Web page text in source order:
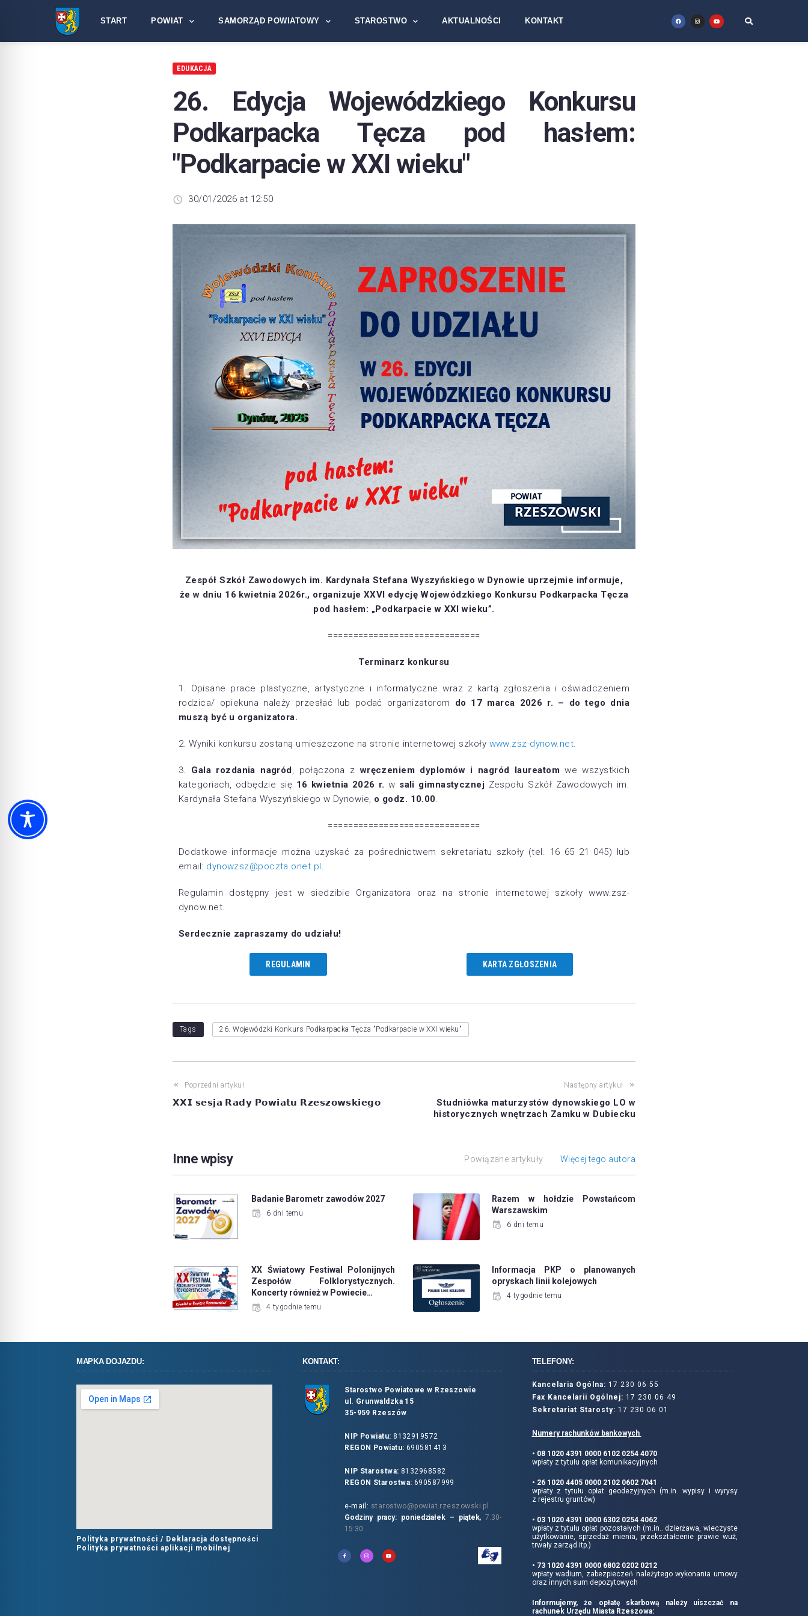
START POWIAT SAMORZĄD POWIATOWY STAROSTWO AKTUALNOŚCI KONTAKT
EDUKACJA
26. Edycja Wojewódzkiego Konkursu
Podkarpacka Tęcza pod hasłem:
"Podkarpacie w XXI wieku"
30/01/2026 at 12:50
Zespół Szkół Zawodowych im. Kardynała Stefana Wyszyńskiego w Dynowie uprzejmie informuje,
że w dniu 16 kwietnia 2026r., organizuje XXVI edycję Wojewódzkiego Konkursu Podkarpacka Tęcza
pod hasłem: „Podkarpacie w XXI wieku”.
==============================
Terminarz konkursu
1. Opisane prace plastyczne, artystyczne i informatyczne wraz z kartą zgłoszenia i oświadczeniem
rodzica/ opiekuna należy przesłać lub podać organizatorom do 17 marca 2026 r. – do tego dnia
muszą być u organizatora.
2. Wyniki konkursu zostaną umieszczone na stronie internetowej szkoły www.zsz-dynow.net.
3. Gala rozdania nagród, połączona zwręczeniem dyplomów i nagród laureatom we wszystkich
kategoriach, odbędzie się 16 kwietnia 2026 r. w sali gimnastycznej Zespołu Szkół Zawodowych im.
Kardynała Stefana Wyszyńskiego w Dynowie, o godz. 10.00.
==============================
Dodatkowe informacje można uzyskać za pośrednictwem sekretariatu szkoły (tel. 16 65 21 045) lub
email: dynowzsz@poczta.onet.pl.
Regulamin dostępny jest w siedzibie Organizatora oraz na stronie internetowej szkoły www.zsz-
dynow.net.
Serdecznie zapraszamy do udziału!
REGULAMIN KARTA ZGŁOSZENIA
Tags 26. Wojewódzki Konkurs Podkarpacka Tęcza "Podkarpacie w XXI wieku"
Poprzedni artykuł
𝗫𝗫𝗜 𝘀𝗲𝘀𝗷𝗮 𝗥𝗮𝗱𝘆 𝗣𝗼𝘄𝗶𝗮𝘁𝘂 𝗥𝘇𝗲𝘀𝘇𝗼𝘄𝘀𝗸𝗶𝗲𝗴𝗼
Następny artykuł
Studniówka maturzystów dynowskiego LO w
historycznych wnętrzach Zamku w Dubiecku
Inne wpisy Powiązane artykuły Więcej tego autora
Badanie Barometr zawodów 2027
6 dni temu
Razem w hołdzie Powstańcom
Warszawskim
6 dni temu
XX Światowy Festiwal Polonijnych
Zespołów Folklorystycznych.
Koncerty również w Powiecie…
4 tygodnie temu
Informacja PKP o planowanych
opryskach linii kolejowych
4 tygodnie temu
MAPKA DOJAZDU:
Polityka prywatności / Deklaracja dostępności
Polityka prywatności aplikacji mobilnej
KONTAKT:
Starostwo Powiatowe w Rzeszowie
ul. Grunwaldzka 15
35-959 Rzeszów
NIP Powiatu: 8132919572
REGON Powiatu: 690581413
NIP Starostwa: 8132968582
REGON Starostwa: 690587999
e-mail: starostwo@powiat.rzeszowski.pl
Godziny pracy: poniedziałek – piątek,7:30-
15:30
TELEFONY:
Kancelaria Ogólna: 17 230 06 55
Fax Kancelarii Ogólnej: 17 230 06 49
Sekretariat Starosty: 17 230 06 01
Numery rachunków bankowych
• 08 1020 4391 0000 6102 0254 4070
wpłaty z tytułu opłat komunikacyjnych
• 26 1020 4405 0000 2102 0602 7041
wpłaty z tytułu opłat geodezyjnych (m.in. wypisy i wyrysy
z rejestru gruntów)
• 03 1020 4391 0000 6302 0254 4062
wpłaty z tytułu opłat pozostałych (m.in.. dzierżawa, wieczyste
użytkowanie, sprzedaż mienia, przekształcenie prawie wuż,
trwały zarząd itp.)
• 73 1020 4391 0000 6802 0202 0212
wpłaty wadium, zabezpieczeń należytego wykonania umowy
oraz innych sum depozytowych
Informujemy, że opłatę skarbową należy uiszczać na
rachunek Urzędu Miasta Rzeszowa: